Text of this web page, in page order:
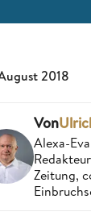
2018
Von
Alexa-
Zeitung,